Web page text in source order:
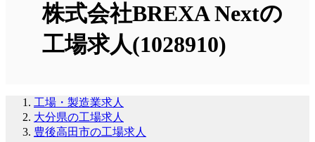
株式会社BREXA Nextの
工場求人(1028910)
工場・製造業求人
大分県の工場求人
豊後高田市の工場求人